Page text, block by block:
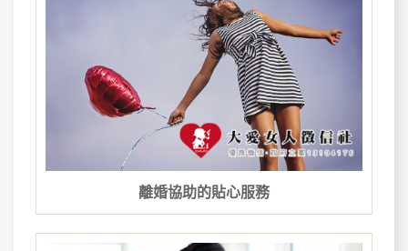
離婚協助​的貼心服務